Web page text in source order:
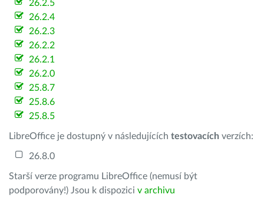
26.2.5
26.2.4
26.2.3
26.2.2
26.2.1
26.2.0
25.8.7
25.8.6
25.8.5
LibreOffice je dostupný v následujících testovacích verzích:
26.8.0
Starší verze programu LibreOffice (nemusí být
podporovány!) Jsou k dispozici v archivu